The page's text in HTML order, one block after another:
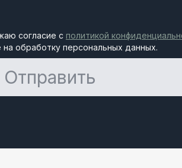
согласие с политикой
обработку персональных данных.
Отправить